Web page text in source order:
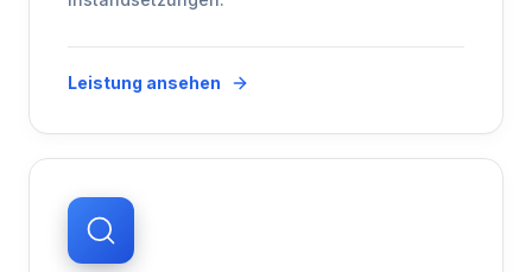
Leistung ansehen